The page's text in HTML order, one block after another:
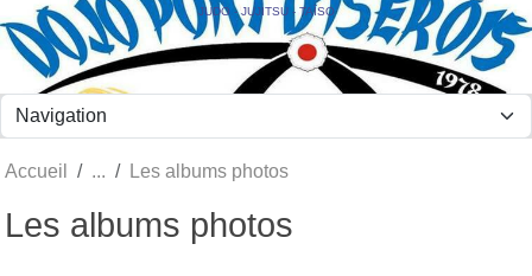
JUDO - JUJITSU - TAÏSO
Accueil Les albums photos
Les albums photos
Panneau de gestion des cookies